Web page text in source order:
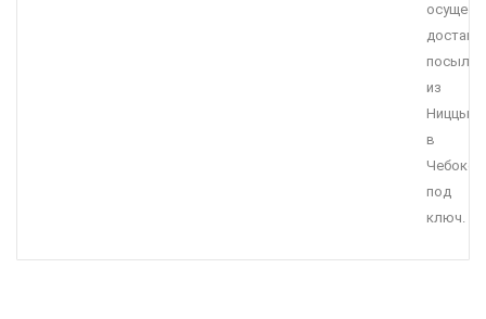
посылок
из
Ниццы
в
под
ключ.